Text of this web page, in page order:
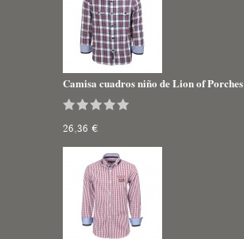
Camisa cuadros niño de Lion of Porches
26,36 €